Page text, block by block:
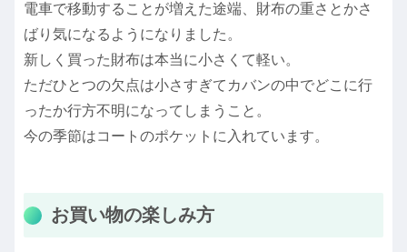
電車で移動することが増えた途端、財布の重さとかさ
ばり気になるようになりました。
新しく買った財布は本当に小さくて軽い。
ただひとつの欠点は小さすぎてカバンの中でどこに行
ったか行方不明になってしまうこと。
今の季節はコートのポケットに入れています。
お買い物の楽しみ方